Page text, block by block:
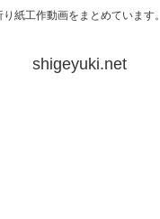
り紙工作動画をまとめています。
shigeyuki.net